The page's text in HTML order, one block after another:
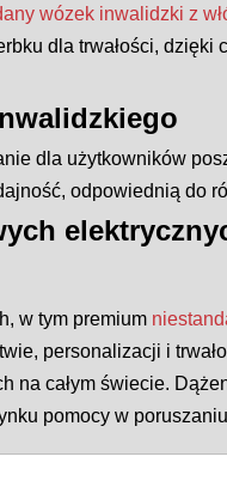
wózek inwalidzki z
dla trwałości, dzięki
dla użytkowników
odpowiednią do
w tym premium
personalizacji i
na całym świecie.
pomocy w